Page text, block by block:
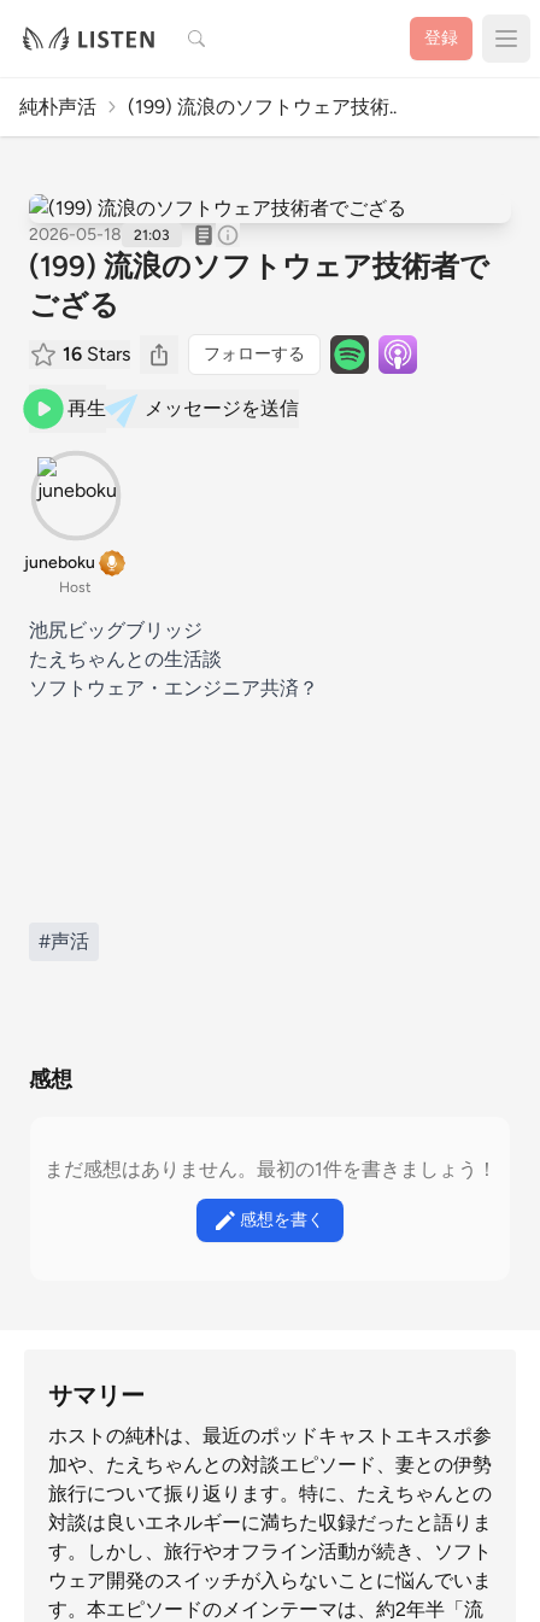
検索 登録
純朴声活 (199) 流浪のソフトウェア技術..
2026-05-18 21:03
(199) 流浪のソフトウェア技術者で
ござる
16 Stars フォローする
再生 メッセージを送信
juneboku
Host
池尻ビッグブリッジ
たえちゃんとの生活談
ソフトウェア・エンジニア共済？
#声活
感想
まだ感想はありません。最初の1件を書きましょう！
感想を書く
サマリー
ホストの純朴は、最近のポッドキャストエキスポ参
加や、たえちゃんとの対談エピソード、妻との伊勢
旅行について振り返ります。特に、たえちゃんとの
対談は良いエネルギーに満ちた収録だったと語りま
す。しかし、旅行やオフライン活動が続き、ソフト
ウェア開発のスイッチが入らないことに悩んでいま
す。本エピソードのメインテーマは、約2年半「流